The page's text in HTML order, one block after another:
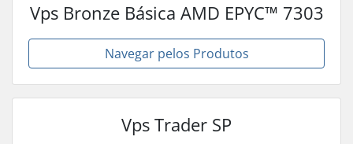
Vps Bronze Básica AMD EPYC™ 7303
Navegar pelos Produtos
Vps Trader SP